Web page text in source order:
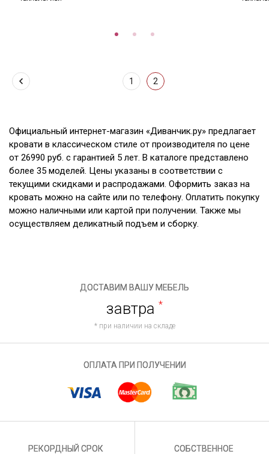
1 2
Официальный интернет-магазин «Диванчик.ру» предлагает
кровати в классическом стиле от производителя по цене
от 26990 руб. с гарантией 5 лет. В каталоге представлено
более 35 моделей. Цены указаны в соответствии с
текущими скидками и распродажами. Оформить заказ на
кровать можно на сайте или по телефону. Оплатить покупку
можно наличными или картой при получении. Также мы
осуществляем деликатный подъем и сборку.
ДОСТАВИМ ВАШУ МЕБЕЛЬ
завтра *
* при наличии на складе
ОПЛАТА ПРИ ПОЛУЧЕНИИ
РЕКОРДНЫЙ СРОК
СОБСТВЕННОЕ